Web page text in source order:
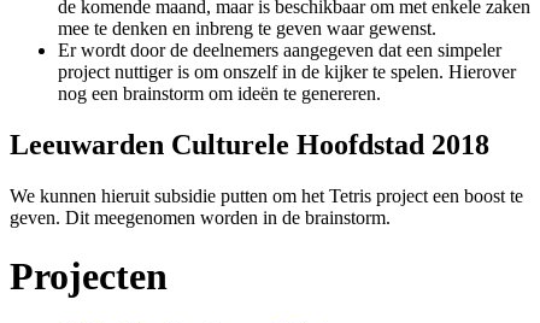
de komende maand, maar is beschikbaar om met enkele zaken
mee te denken en inbreng te geven waar gewenst.
Er wordt door de deelnemers aangegeven dat een simpeler
project nuttiger is om onszelf in de kijker te spelen. Hierover
nog een brainstorm om ideën te genereren.
Leeuwarden Culturele Hoofdstad 2018
We kunnen hieruit subsidie putten om het Tetris project een boost te
geven. Dit meegenomen worden in de brainstorm.
Projecten